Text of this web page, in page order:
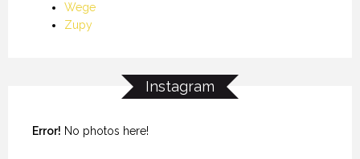
Wege
Zupy
Instagram
Error! No photos here!